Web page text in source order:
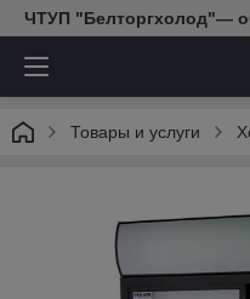
ЧТУП "Белторгхолод"—
Товары и услуги